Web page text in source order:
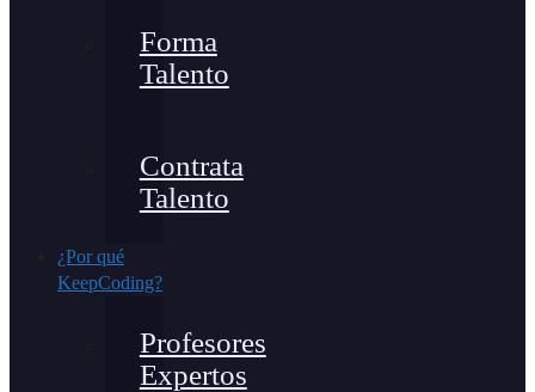
Forma
Talento
Contrata
Talento
¿Por qué
KeepCoding?
Profesores
Expertos